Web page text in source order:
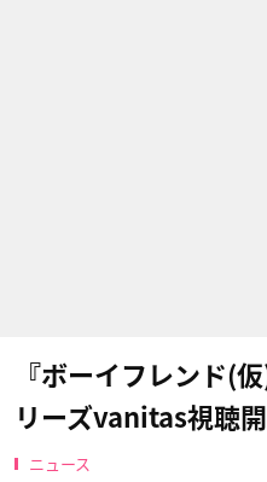
『ボーイフレンド(
リーズvanitas視聴
ニュース